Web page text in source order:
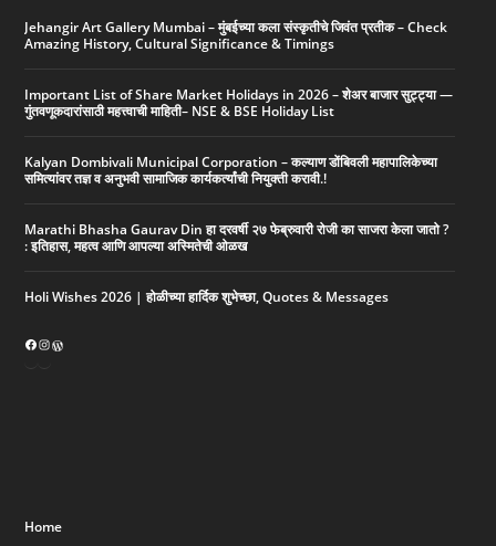
Jehangir Art Gallery Mumbai – मुंबईच्या कला संस्कृतीचे जिवंत प्रतीक – Check
Amazing History, Cultural Significance & Timings
Important List of Share Market Holidays in 2026 – शेअर बाजार सुट्ट्या —
गुंतवणूकदारांसाठी महत्त्वाची माहिती– NSE & BSE Holiday List
Kalyan Dombivali Municipal Corporation – कल्याण डोंबिवली महापालिकेच्या
समित्यांवर तज्ञ व अनुभवी सामाजिक कार्यकर्त्यांची नियुक्ती करावी.!
Marathi Bhasha Gaurav Din हा दरवर्षी २७ फेब्रुवारी रोजी का साजरा केला जातो ?
: इतिहास, महत्व आणि आपल्या अस्मितेची ओळख
Holi Wishes 2026 | होळीच्या हार्दिक शुभेच्छा, Quotes & Messages
Home